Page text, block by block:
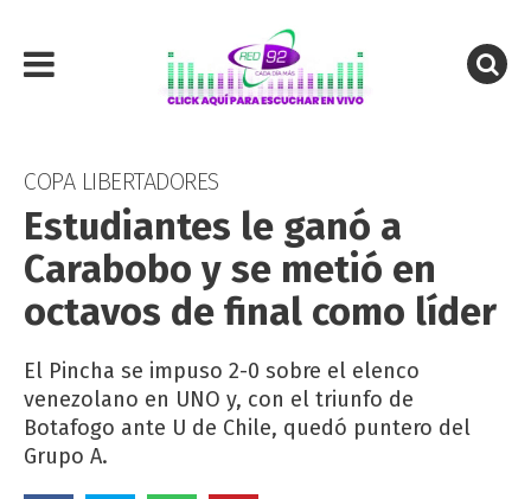
COPA LIBERTADORES
Estudiantes le ganó a
Carabobo y se metió en
octavos de final como líder
El Pincha se impuso 2-0 sobre el elenco
venezolano en UNO y, con el triunfo de
Botafogo ante U de Chile, quedó puntero del
Grupo A.